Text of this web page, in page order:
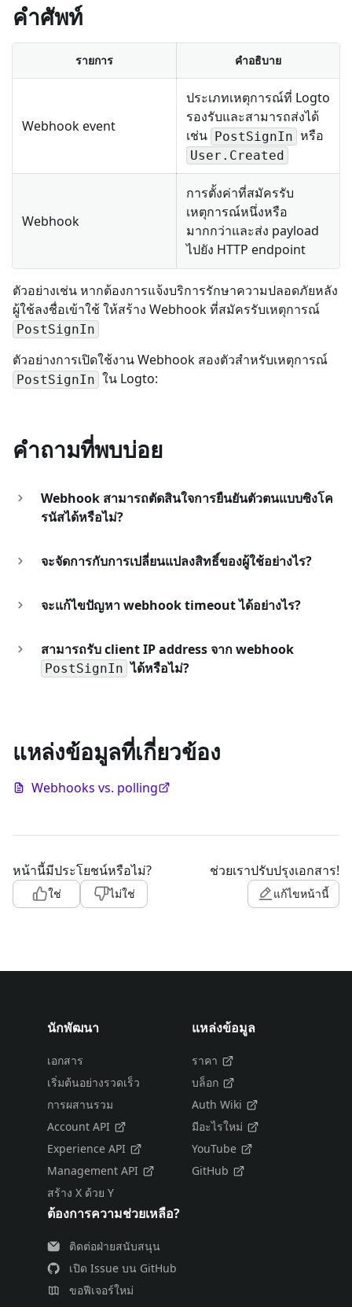
คำศัพท์
รายการ คำอธิบาย
Webhook event
ประเภทเหตุการณ์ที่ Logto
รองรับและสามารถส่งได้
เช่น PostSignIn หรือ
User.Created
Webhook
การตั้งค่าที่สมัครรับ
เหตุการณ์หนึ่งหรือ
มากกว่าและส่ง payload
ไปยัง HTTP endpoint
ตัวอย่างเช่น หากต้องการแจ้งบริการรักษาความปลอดภัยหลัง
ผู้ใช้ลงชื่อเข้าใช้ ให้สร้าง Webhook ที่สมัครรับเหตุการณ์
PostSignIn
ตัวอย่างการเปิดใช้งาน Webhook สองตัวสำหรับเหตุการณ์
PostSignIn ใน Logto:
คำถามที่พบบ่อย
Webhook สามารถตัดสินใจการยืนยันตัวตนแบบซิงโค
รนัสได้หรือไม่?
จะจัดการกับการเปลี่ยนแปลงสิทธิ์ของผู้ใช้อย่างไร?
จะแก้ไขปัญหา webhook timeout ได้อย่างไร?
สามารถรับ client IP address จาก webhook
PostSignIn ได้หรือไม่?
แหล่งข้อมูลที่เกี่ยวข้อง
Webhooks vs. polling
หน้านี้มีประโยชน์หรือไม่?
ใช่ ไม่ใช่
ช่วยเราปรับปรุงเอกสาร!
แก้ไขหน้านี้
นักพัฒนา
เอกสาร
เริ่มต้นอย่างรวดเร็ว
การผสานรวม
Account API
Experience API
Management API
สร้าง X ด้วย Y
แหล่งข้อมูล
ราคา
บล็อก
Auth Wiki
มีอะไรใหม่
YouTube
GitHub
ต้องการความช่วยเหลือ?
ติดต่อฝ่ายสนับสนุน
เปิด Issue บน GitHub
ขอฟีเจอร์ใหม่